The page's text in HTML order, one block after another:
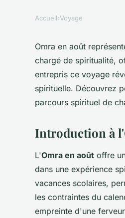
: offrez-
Accueil›Voyage
Omra en août
chargé de spiritualité,
entrepris ce voyage
spirituelle. Découvrez
parcours spirituel de
Introduction à
L'Omra en août offre
dans une expérience
vacances scolaires,
les contraintes du
empreinte d'une